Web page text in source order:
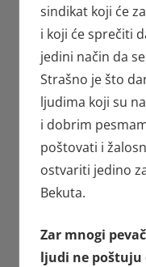
sindikat koji će
i koji će sprečiti
jedini način da
Strašno je što
ljudima koji su
i dobrim
poštovati i
ostvariti jedino
Bekuta.
Zar mnogi
ljudi ne poštuju